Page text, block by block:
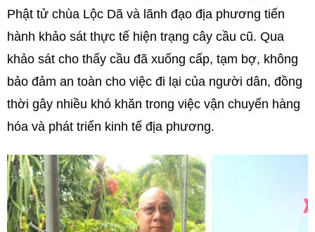
Phật tử chùa Lộc Dã và lãnh đạo địa phương tiến
hành khảo sát thực tế hiện trạng cây cầu cũ. Qua
khảo sát cho thấy cầu đã xuống cấp, tạm bợ, không
bảo đảm an toàn cho việc đi lại của người dân, đồng
thời gây nhiều khó khăn trong việc vận chuyển hàng
hóa và phát triển kinh tế địa phương.